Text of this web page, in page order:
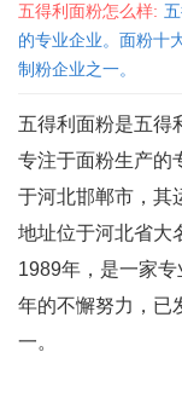
五得利面粉怎么样:
的专业企业。面粉十
制粉企业之一。
五得利面粉是五得
专注于面粉生产的
于河北邯郸市，其
地址位于河北省大
1989年，是一家
年的不懈努力，已
一。